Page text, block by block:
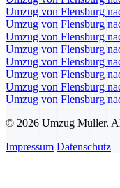
Umzug von Flensburg
Umzug von Flensburg
Umzug von Flensburg
Umzug von Flensburg
Umzug von Flensburg
Umzug von Flensburg
Umzug von Flensburg
Umzug von Flensburg
© 2026 Umzug Müller.
Impressum Datenschutz